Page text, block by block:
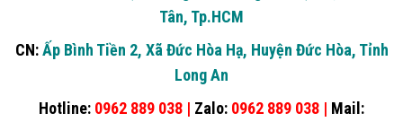
Tân, Tp.HCM
CN:Ấp Bình Tiền 2, Xã Đức Hòa Hạ, Huyện Đức Hòa, Tỉnh
Long An
Hotline: 0962 889 038 | Zalo: 0962 889 038 | Mail: